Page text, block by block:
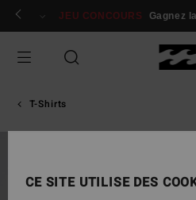
Passer
Se connecter / s'inscrire
JEU CONCOURS Gagnez
T-Shirts
CE SITE UTILISE DES